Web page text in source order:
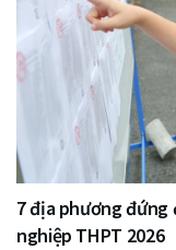
7 địa phương
nghiệp THPT 2026